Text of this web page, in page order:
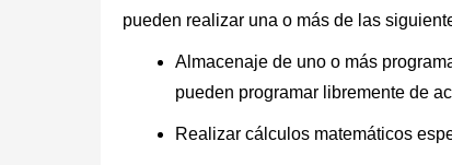
pueden realizar una o más de las
Almacenaje de uno o más
pueden programar libremente de
Realizar cálculos matemáticos